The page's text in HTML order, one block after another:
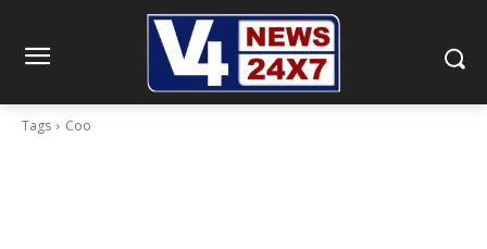
Tags Coo